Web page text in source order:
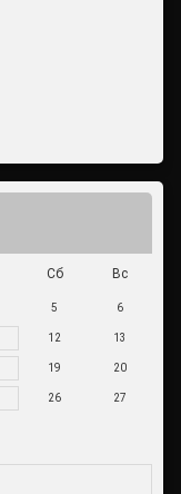
Сб Вс
5 6
12 13
19 20
26 27